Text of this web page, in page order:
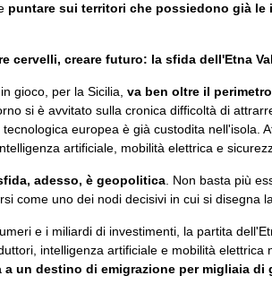
puntare sui territori che possiedono già
cervelli, creare futuro: la sfida dell'Etna
gioco, per la Sicilia, va ben oltre il
si è avvitato sulla cronica difficoltà di
tecnologica europea è già custodita nell'isola.
artificiale, mobilità elettrica e
adesso, è geopolitica . Non basta più
come uno dei nodi decisivi in cui si disegna
e i miliardi di investimenti, la partita
intelligenza artificiale e mobilità elettrica
a un destino di emigrazione per migliaia di